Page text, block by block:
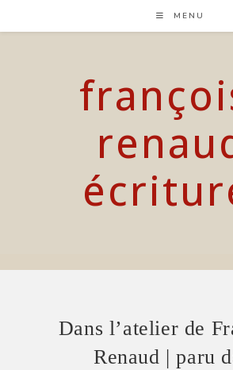
content
MENU
Dans l’atelier de
Renaud | paru